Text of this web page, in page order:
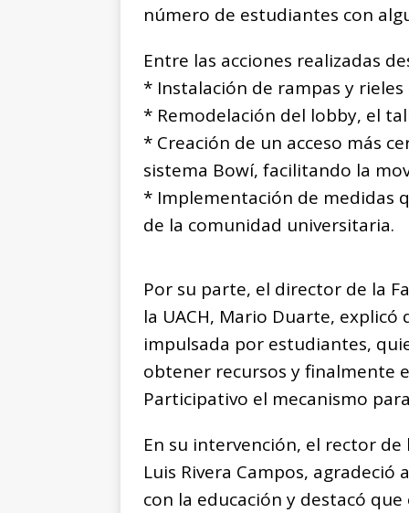
número de estudiantes con
Entre las acciones realizadas
* Instalación de rampas y rieles
* Remodelación del lobby, el
* Creación de un acceso más
sistema Bowí, facilitando la
* Implementación de medidas
de la comunidad universitaria.
Por su parte, el director de la
la UACH, Mario Duarte,
impulsada por estudiantes,
obtener recursos y finalmente
Participativo el mecanismo
En su intervención, el rector
Luis Rivera Campos,
con la educación y destacó